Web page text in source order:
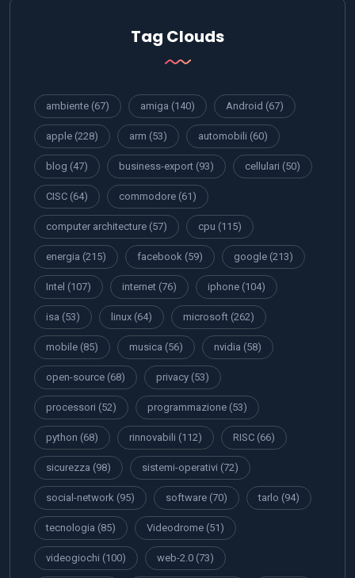
Tag Clouds
ambiente (67) amiga (140) Android (67)
apple (228) arm (53) automobili (60)
blog (47) business-export (93) cellulari (50)
CISC (64) commodore (61)
computer architecture (57) cpu (115)
energia (215) facebook (59) google (213)
Intel (107) internet (76) iphone (104)
isa (53) linux (64) microsoft (262)
mobile (85) musica (56) nvidia (58)
open-source (68) privacy (53)
processori (52) programmazione (53)
python (68) rinnovabili (112) RISC (66)
sicurezza (98) sistemi-operativi (72)
social-network (95) software (70) tarlo (94)
tecnologia (85) Videodrome (51)
videogiochi (100) web-2.0 (73)